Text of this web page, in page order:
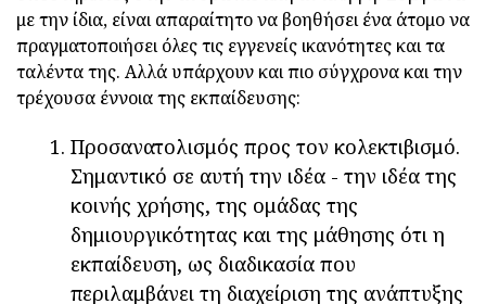
με την ίδια, είναι απαραίτητο να βοηθήσει ένα άτομο να
πραγματοποιήσει όλες τις εγγενείς ικανότητες και τα
ταλέντα της. Αλλά υπάρχουν και πιο σύγχρονα και την
τρέχουσα έννοια της εκπαίδευσης:
Προσανατολισμός προς τον κολεκτιβισμό.
Σημαντικό σε αυτή την ιδέα - την ιδέα της
κοινής χρήσης, της ομάδας της
δημιουργικότητας και της μάθησης ότι η
εκπαίδευση, ως διαδικασία που
περιλαμβάνει τη διαχείριση της ανάπτυξης